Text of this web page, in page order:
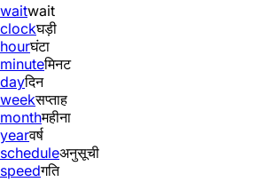
waitwait
clockघड़ी
hourघंटा
minuteमिनट
dayदिन
weekसप्ताह
monthमहीना
yearवर्ष
scheduleअनुसूची
speedगति